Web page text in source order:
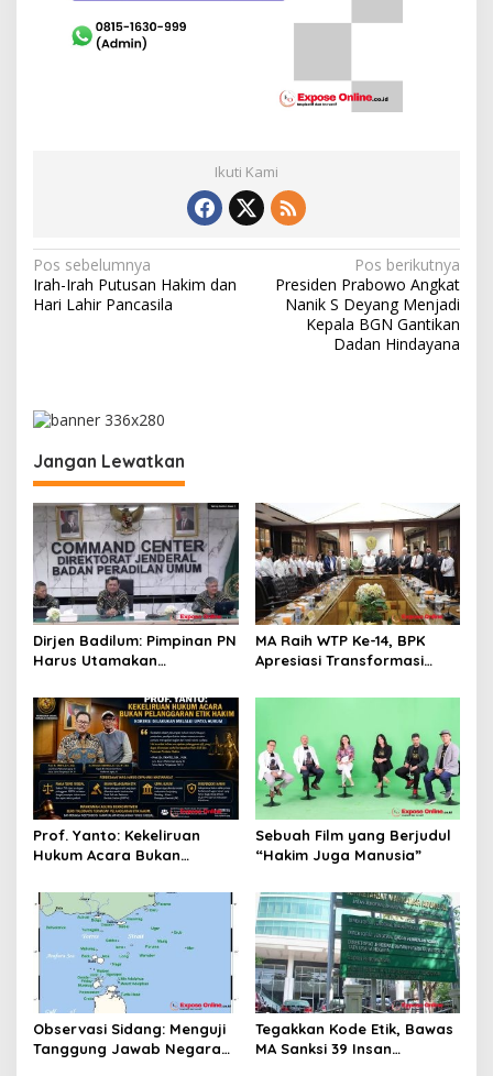
Ikuti Kami
N
a
a
s
i
p
o
s
Pos sebelumnya
Irah-Irah Putusan Hakim dan
Hari Lahir Pancasila
Pos berikutnya
Presiden Prabowo Angkat
Nanik S Deyang Menjadi
Kepala BGN Gantikan
Dadan Hindayana
Jangan Lewatkan
Dirjen Badilum: Pimpinan PN
Harus Utamakan
Pribadi
MA Raih WTP Ke-14, BPK
Apresiasi Transformasi
Prof. Yanto: Kekeliruan
Hukum Acara Bukan
Koreksi Dilakukan Melalui
Upaya Hukum
Sebuah Film yang Berjudul
“Hakim Juga Manusia”
Observasi Sidang: Menguji
Tanggung Jawab Negara
Tegakkan Kode Etik, Bawas
MA Sanksi 39 Insan